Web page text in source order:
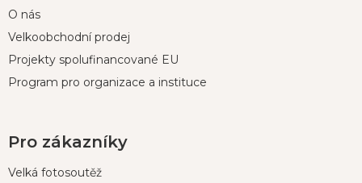
O nás
Velkoobchodní prodej
Projekty spolufinancované EU
Program pro organizace a instituce
Pro zákazníky
Velká fotosoutěž